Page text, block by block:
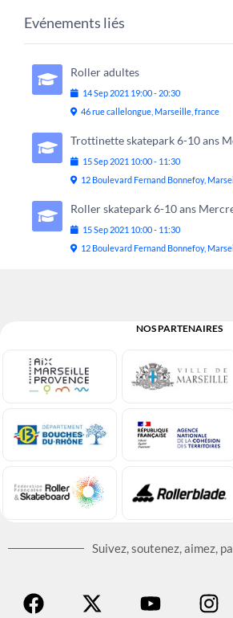
Evénements liés
Roller adultes
14Sep 2021 19:00- 20:30
46 rue callelongue, Marseille, france
Trottinette skatepark 6-10 ans
15Sep 2021 10:00- 11:30
12 Boulevard Fernand Bonnefoy,
Roller skatepark 6-10 ans
15Sep 2021 10:00- 11:30
12 Boulevard Fernand Bonnefoy,
NOS PARTENAIRES
Suivez, soutenez, aimez,